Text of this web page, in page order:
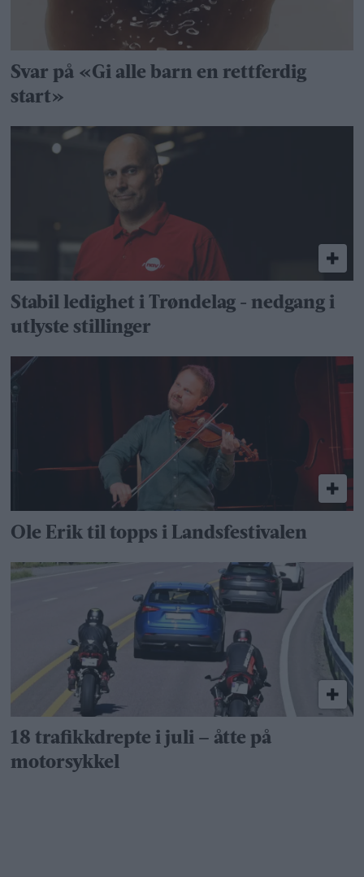
Svar på «Gi alle barn en rettferdig
start»
Stabil ledighet i Trøndelag - nedgang i
utlyste stillinger
Ole Erik til topps i Landsfestivalen
18 trafikkdrepte i juli – åtte på
motorsykkel